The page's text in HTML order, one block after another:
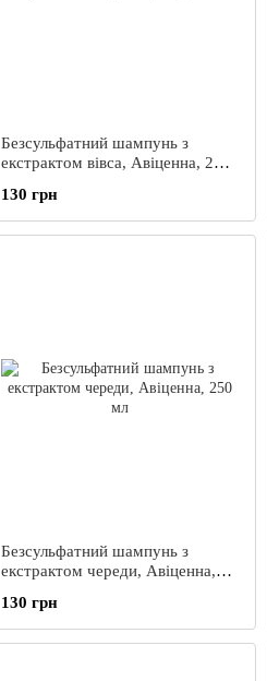
Безсульфатний шампунь з
екстрактом вівса, Авіценна, 250
130 грн
Безсульфатний шампунь з
екстрактом череди, Авіценна,
130 грн